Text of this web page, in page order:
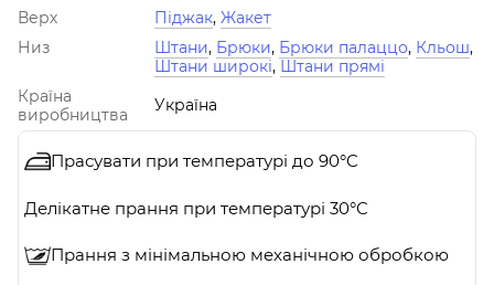
Верх
Піджак, Жакет
Низ
Штани, Брюки, Брюки палаццо, Кльош,
Штани широкі, Штани прямі
Країна
виробництва
Україна
Прасувати при температурі до 90°C
Делікатне прання при температурі 30°C
Прання з мінімальною механічною обробкою